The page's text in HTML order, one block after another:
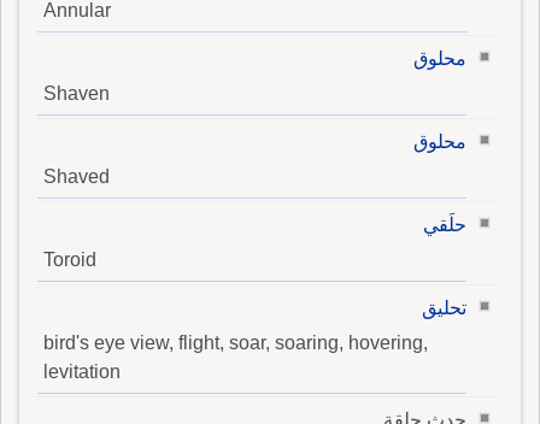
Annular
محلوق
Shaven
محلوق
Shaved
حلَقي
Toroid
تحليق
bird's eye view, flight, soar, soaring, hovering,
levitation